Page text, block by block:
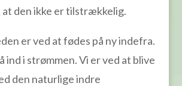
den ikke er tilstrækkelig.
er ved at fødes på ny indefra.
ind i strømmen. Vi er ved at blive
den naturlige indre